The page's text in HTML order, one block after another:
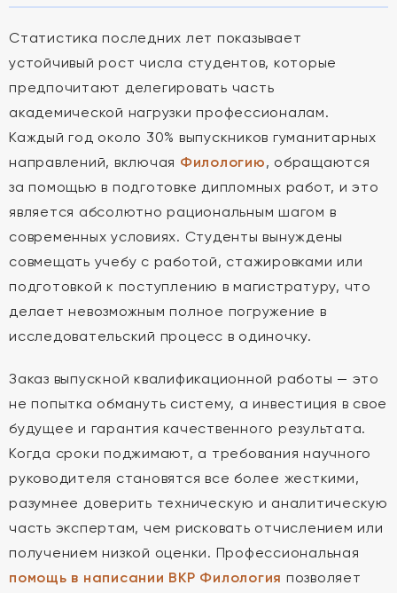
Статистика последних лет показывает
устойчивый рост числа студентов, которые
предпочитают делегировать часть
академической нагрузки профессионалам.
Каждый год около 30% выпускников гуманитарных
направлений, включая Филологию, обращаются
за помощью в подготовке дипломных работ, и это
является абсолютно рациональным шагом в
современных условиях. Студенты вынуждены
совмещать учебу с работой, стажировками или
подготовкой к поступлению в магистратуру, что
делает невозможным полное погружение в
исследовательский процесс в одиночку.
Заказ выпускной квалификационной работы — это
не попытка обмануть систему, а инвестиция в свое
будущее и гарантия качественного результата.
Когда сроки поджимают, а требования научного
руководителя становятся все более жесткими,
разумнее доверить техническую и аналитическую
часть экспертам, чем рисковать отчислением или
получением низкой оценки. Профессиональная
помощь в написании ВКР Филология позволяет